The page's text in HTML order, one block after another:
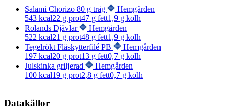
Salami Chorizo 80 g tråg
Hemgården
543 kcal22 g prot47 g fett1,9 g kolh
Rolands Djävlar
Hemgården
522 kcal21 g prot48 g fett1,9 g kolh
Tegelrökt Fläskytterfilé PB
Hemgården
197 kcal20 g prot13 g fett0,7 g kolh
Julskinka griljerad
Hemgården
100 kcal19 g prot2,8 g fett0,7 g kolh
Datakällor